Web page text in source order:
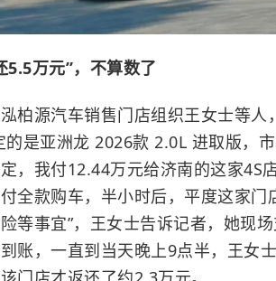
5.5万元”，不算数了
柏源汽车销售门店组织王女士等
的是亚洲龙 2026款 2.0L 进取版，
，我付12.44万元给济南的这家4S
全款购车，半小时后， 平度这家门
等事宜”，王女士告诉记者，她现
账，一直到当天晚上9点半，王女